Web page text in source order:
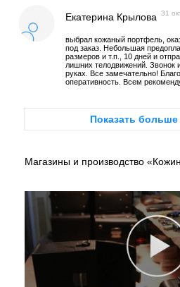
Екатерина Крылова 31
выбрал кожаный портфель,
под заказ. Небольшая
размеров и т.п., 10 дней и
лишних телодвижений. Звонок
руках. Все замечательно!
оперативность. Всем
Показать
Магазины и производство